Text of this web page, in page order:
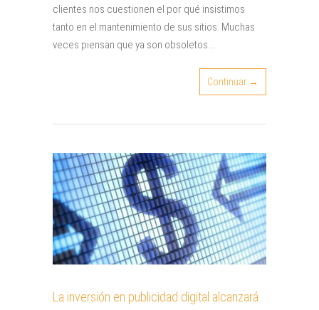
clientes nos cuestionen el por qué insistimos
tanto en el mantenimiento de sus sitios. Muchas
veces piensan que ya son obsoletos….
Continuar →
La inversión en publicidad digital alcanzará